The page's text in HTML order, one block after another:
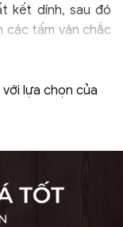
kết dính, sau đó
các tấm ván chắc
tỷ trọng nén từ
có tính thẩm mỹ
hạn chế bám bẩn
nghiệp dao động
lựa chọn của